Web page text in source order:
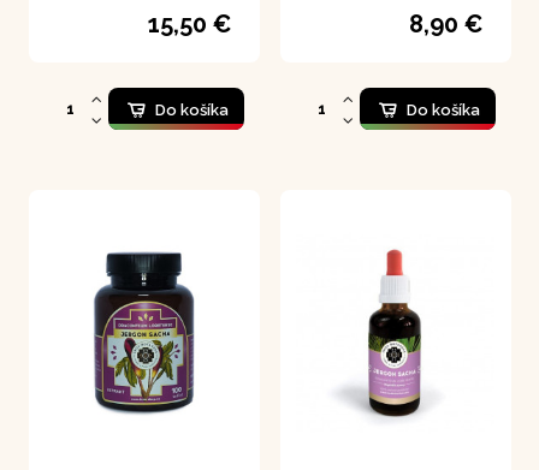
obsahem vitaminu C.
zdrojem vitaminu C,
obsahují ho třicetkrát
více než citrusy. Mají
15,50 €
Do košíka
prípade hmyzieho,
pavúčieho alebo8,90 €
Do košíka